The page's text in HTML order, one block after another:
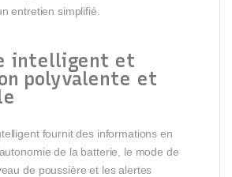
entretien simplifié.
intelligent et
polyvalente et
fournit des informations en
de la batterie, le mode de
de poussière et les alertes